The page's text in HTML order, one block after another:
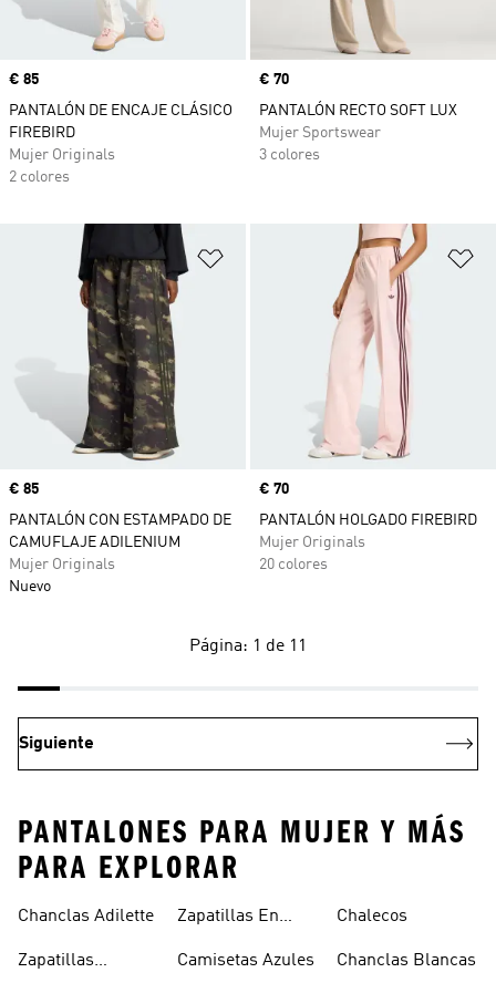
Precio
€ 85
PANTALÓN DE ENCAJE CLÁSICO
FIREBIRD
Mujer Originals
2 colores
Precio
€ 70
PANTALÓN RECTO SOFT LUX
Mujer Sportswear
3 colores
Añadir a la lista de deseos
Precio
€ 85
PANTALÓN CON ESTAMPADO DE
CAMUFLAJE ADILENIUM
Mujer Originals
Nuevo
Precio
€ 70
PANTALÓN HOLGADO FIREBIRD
Mujer Originals
20 colores
Página: 1 de 11
Siguiente
PANTALONES PARA MUJER Y MÁS
PARA EXPLORAR
Chanclas Adilette
Zapatillas
Zapatillas En
Camisetas Azules
Chalecos
Chanclas Blancas